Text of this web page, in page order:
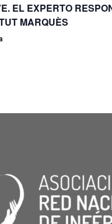
EL EXPERTO
MARQUÈS